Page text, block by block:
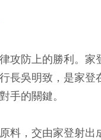
攻防上的勝利。
長吳明致，是家
手的關鍵。
料，交由家登射